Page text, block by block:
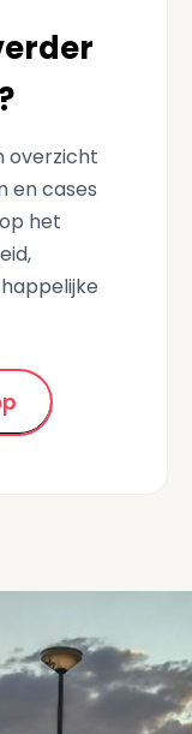
overzicht
en cases
het